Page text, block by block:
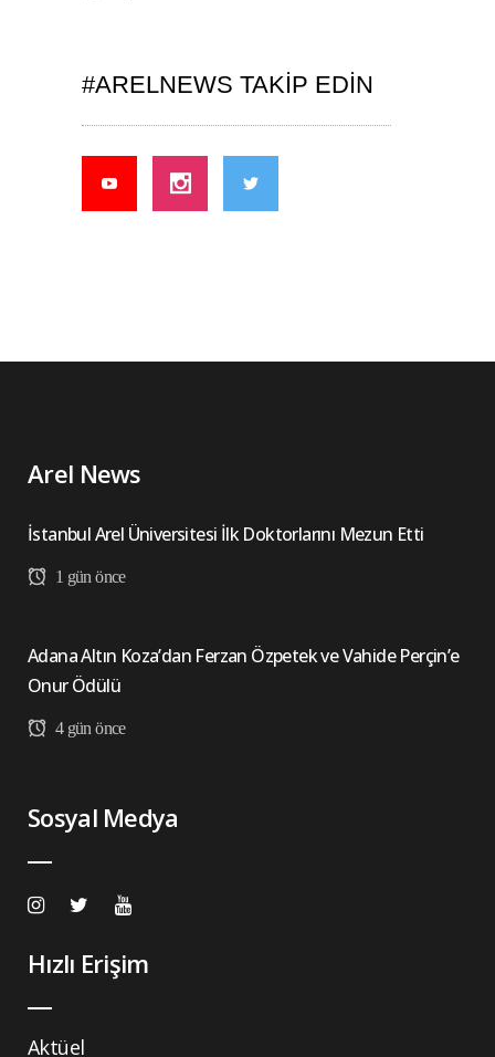
#ARELNEWS TAKIP EDIN
Arel News
İstanbul Arel Üniversitesi İlk Doktorlarını Mezun Etti
1 gün önce
Adana Altın Koza’dan Ferzan Özpetek ve Vahide Perçin’e
Onur Ödülü
4 gün önce
Sosyal Medya
Hızlı Erişim
Aktüel